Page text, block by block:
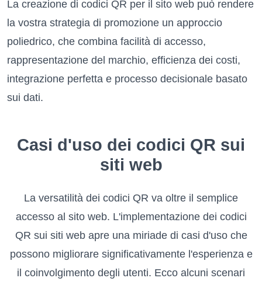
La creazione di codici QR per il sito web può rendere
la vostra strategia di promozione un approccio
poliedrico, che combina facilità di accesso,
rappresentazione del marchio, efficienza dei costi,
integrazione perfetta e processo decisionale basato
sui dati.
Casi d'uso dei codici QR sui
siti web
La versatilità dei codici QR va oltre il semplice
accesso al sito web. L'implementazione dei codici
QR sui siti web apre una miriade di casi d'uso che
possono migliorare significativamente l'esperienza e
il coinvolgimento degli utenti. Ecco alcuni scenari